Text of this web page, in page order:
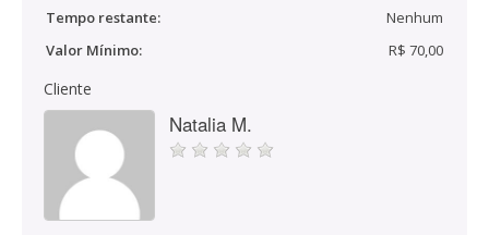
Tempo restante:
Nenhum
Valor Mínimo:
R$ 70,00
Cliente
Natalia M.